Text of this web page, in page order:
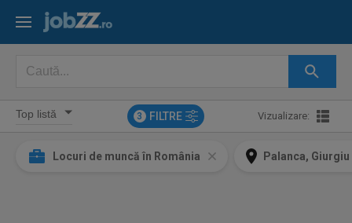
3 FILTRE Vizualizare:
Locuri de muncă în România Palanca, Giurgiu